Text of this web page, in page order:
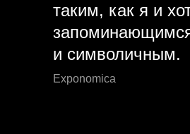
таким, как я и
и символичным.
Exponomica